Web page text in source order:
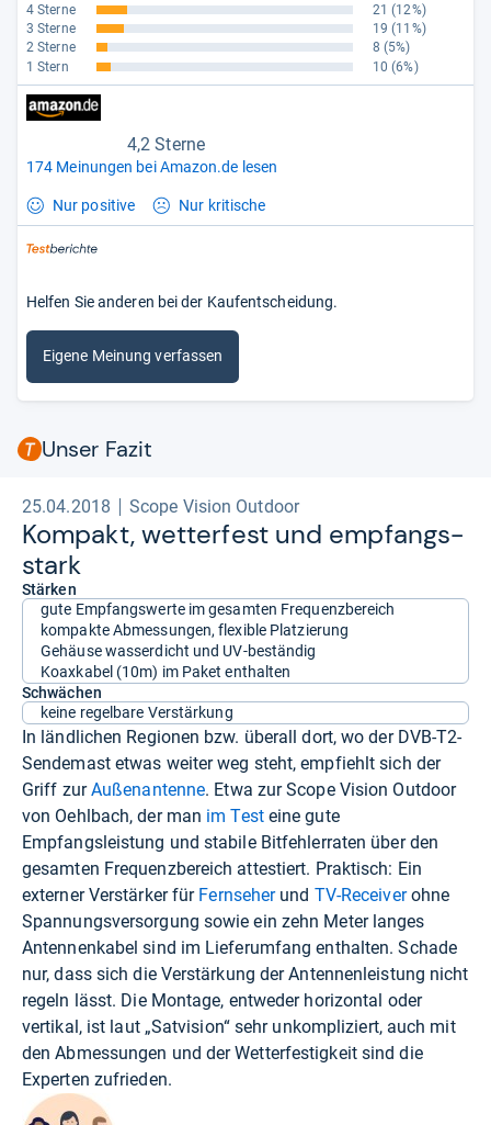
4 Sterne 21 (12%)
3 Sterne
19 (11%)
2 Sterne
8 (5%)
1 Stern
10 (6%)
4,2 Sterne
174 Meinungen bei Amazon.de lesen
Nur positive Nur kritische
Helfen Sie anderen bei der Kaufentscheidung.
Eigene Meinung verfassen
Unser Fazit
25.04.2018 Scope Vision Outdoor
Kom­pakt, wet­ter­fest und emp­fangs­
stark
Stärken
gute Empfangswerte im gesamten Frequenzbereich
kompakte Abmessungen, flexible Platzierung
Gehäuse wasserdicht und UV-beständig
Koaxkabel (10m) im Paket enthalten
Schwächen
keine regelbare Verstärkung
In ländlichen Regionen bzw. überall dort, wo der DVB-T2-
Sendemast etwas weiter weg steht, empfiehlt sich der
Griff zurAußenantenne. Etwa zur Scope Vision Outdoor
von Oehlbach, der man im Testeine gute
Empfangsleistung und stabile Bitfehlerraten über den
gesamten Frequenzbereich attestiert. Praktisch: Ein
externer Verstärker für Fernseherund TV-Receiverohne
Spannungsversorgung sowie ein zehn Meter langes
Antennenkabel sind im Lieferumfang enthalten. Schade
nur, dass sich die Verstärkung der Antennenleistung nicht
regeln lässt. Die Montage, entweder horizontal oder
vertikal, ist laut „Satvision“ sehr unkompliziert, auch mit
den Abmessungen und der Wetterfestigkeit sind die
Experten zufrieden.